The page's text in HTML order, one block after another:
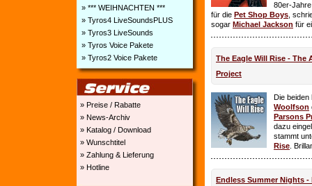
» *** WEIHNACHTEN ***
» Tyros4 LiveSoundsPLUS
» Tyros3 LiveSounds
» Tyros Voice Pakete
» Tyros2 Voice Pakete
» Preise / Rabatte
» News-Archiv
» Katalog / Download
» Wunschtitel
» Zahlung & Lieferung
» Hotline
80er-
für die Pet Shop Boys ,
sogar Michael Jackson für
The Eagle Will Rise - The
Project
Die beiden
Woolfson
Parsons
dazu
stammt
Rise .
Endless Summer Nights -